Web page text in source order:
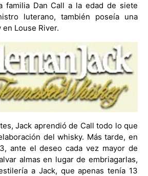
familia Dan Call a la edad de siete
luterano, también poseía una
Louse River.
Jack aprendió de Call todo lo que
del whisky. Más tarde, en
ante el deseo cada vez mayor de
almas en lugar de embriagarlas,
a Jack, que apenas tenía 13